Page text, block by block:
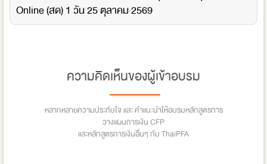
Online (สด) 1 วัน 25 ตุลาคม 2569
ความคิดเห็นของผู้เข้าอบรม
หลากหลายความประทับใจ และ คำแนะนำให้อบรมหลักสูตรการ
วางแผนการเงิน CFP
และหลักสูตรการเงินอื่นๆ กับ ThaiPFA